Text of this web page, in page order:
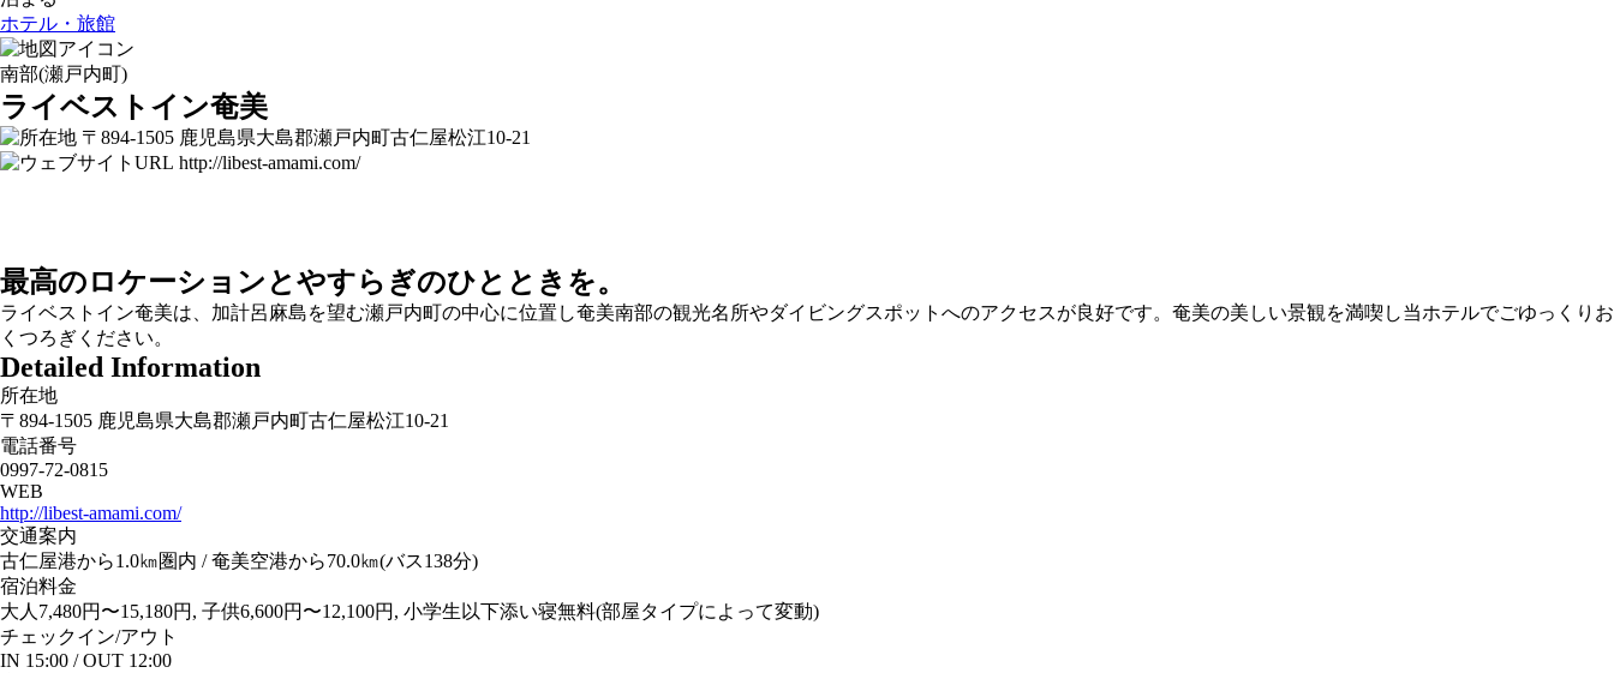
ホテル・旅館
南部(瀬戸内町)
ライベストイン奄美
〒894-1505 鹿児島県大島郡瀬戸内町古仁屋松江10-21
http://libest-amami.com/
最高のロケーションとやすらぎのひとときを。
ライベストイン奄美は、加計呂麻島を望む瀬戸内町の中心に位置し奄美南部の観光名所やダイビングスポットへのアクセスが良好です。奄美の美しい景観を満喫し当ホテルでごゆっくりお
くつろぎください。
Detailed Information
所在地
〒894-1505 鹿児島県大島郡瀬戸内町古仁屋松江10-21
電話番号
0997-72-0815
WEB
http://libest-amami.com/
交通案内
古仁屋港から1.0㎞圏内 / 奄美空港から70.0㎞(バス138分)
宿泊料金
大人7,480円〜15,180円, 子供6,600円〜12,100円, 小学生以下添い寝無料(部屋タイプによって変動)
チェックイン/アウト
IN 15:00 / OUT 12:00